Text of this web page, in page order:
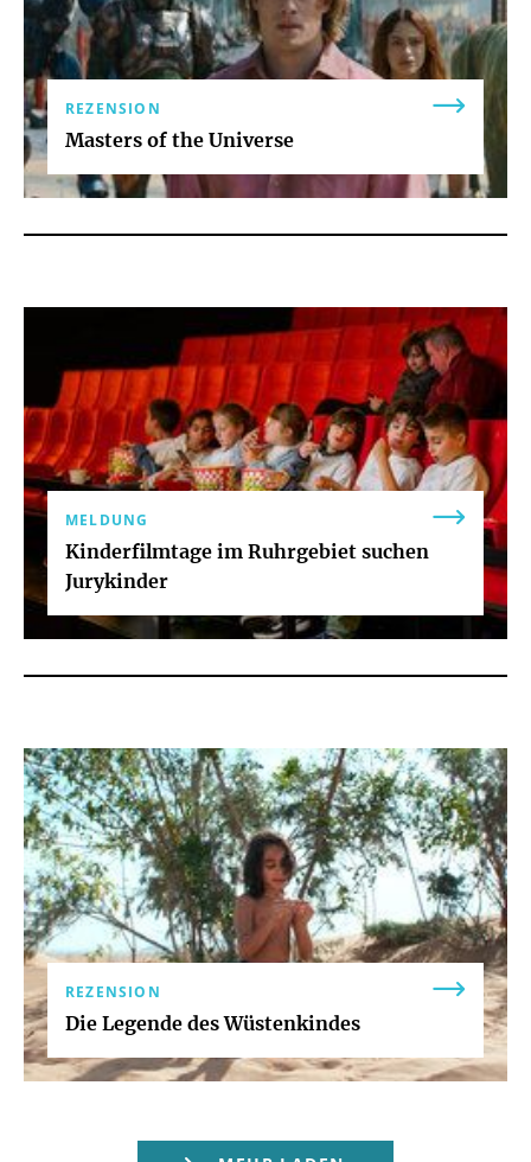
REZENSION
Masters of the Universe
MELDUNG
Kinderfilmtage im Ruhrgebiet suchen
Jurykinder
REZENSION
Die Legende des Wüstenkindes